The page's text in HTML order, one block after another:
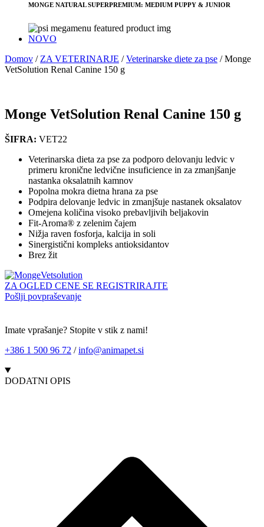
MONGE NATURAL SUPERPREMIUM: MEDIUM PUPPY & JUNIOR
NOVO
Domov / ZA VETERINARJE /Veterinarske diete za pse /Monge
VetSolution Renal Canine 150 g
Monge VetSolution Renal Canine 150 g
ŠIFRA: VET22
Veterinarska dieta za pse za podporo delovanju ledvic v
primeru kronične ledvične insuficience in za zmanjšanje
nastanka oksalatnih kamnov
Popolna mokra dietna hrana za pse
Podpira delovanje ledvic in zmanjšuje nastanek oksalatov
Omejena količina visoko prebavljivih beljakovin
Fit-Aroma® z zelenim čajem
Nižja raven fosforja, kalcija in soli
Sinergistični kompleks antioksidantov
Brez žit
ZA OGLED CENE SE REGISTRIRAJTE
Pošlji povpraševanje
Imate vprašanje? Stopite v stik z nami!
+386 1 500 96 72 /info@animapet.si
DODATNI OPIS